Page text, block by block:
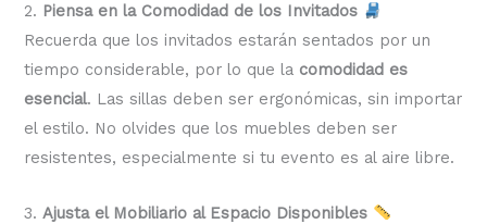
2. Piensa en la Comodidad de los Invitados
Recuerda que los invitados estarán sentados por un
tiempo considerable, por lo que la comodidad es
esencial. Las sillas deben ser ergonómicas, sin importar
el estilo. No olvides que los muebles deben ser
resistentes, especialmente si tu evento es al aire libre.
3.Ajusta el Mobiliario al Espacio Disponibles